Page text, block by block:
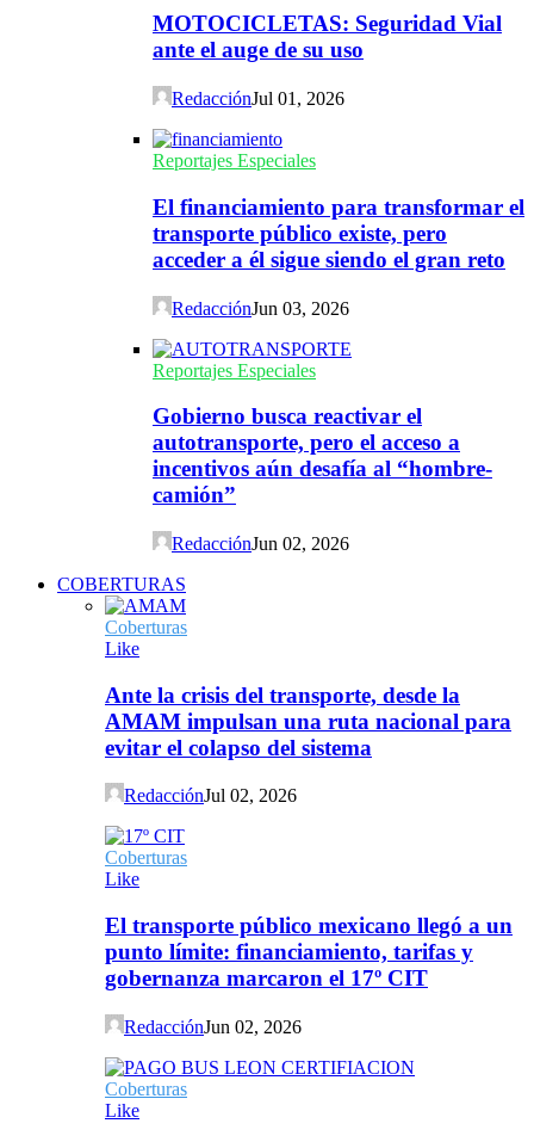
MOTOCICLETAS: Seguridad Vial
ante el auge de su uso
RedacciónJul 01, 2026
Reportajes Especiales
El financiamiento para transformar el
transporte público existe, pero
acceder a él sigue siendo el gran reto
RedacciónJun 03, 2026
Reportajes Especiales
Gobierno busca reactivar el
autotransporte, pero el acceso a
incentivos aún desafía al “hombre-
camión”
RedacciónJun 02, 2026
COBERTURAS
Coberturas
Like
Ante la crisis del transporte, desde la
AMAM impulsan una ruta nacional para
evitar el colapso del sistema
RedacciónJul 02, 2026
Coberturas
Like
El transporte público mexicano llegó a un
punto límite: financiamiento, tarifas y
gobernanza marcaron el 17º CIT
RedacciónJun 02, 2026
Coberturas
Like